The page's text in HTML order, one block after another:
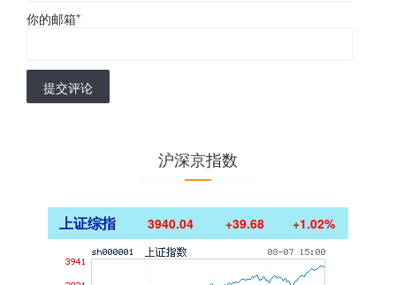
你的邮箱*
提交评论
沪深京指数
上证综指 3940.04 +39.68 +1.02%